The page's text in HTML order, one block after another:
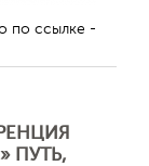
по ссылке -
ПУТЬ,